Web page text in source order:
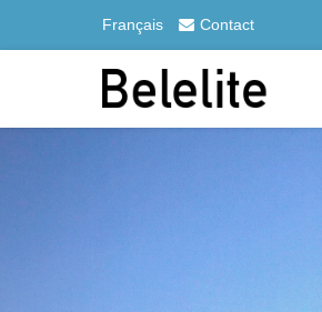
Français Contact